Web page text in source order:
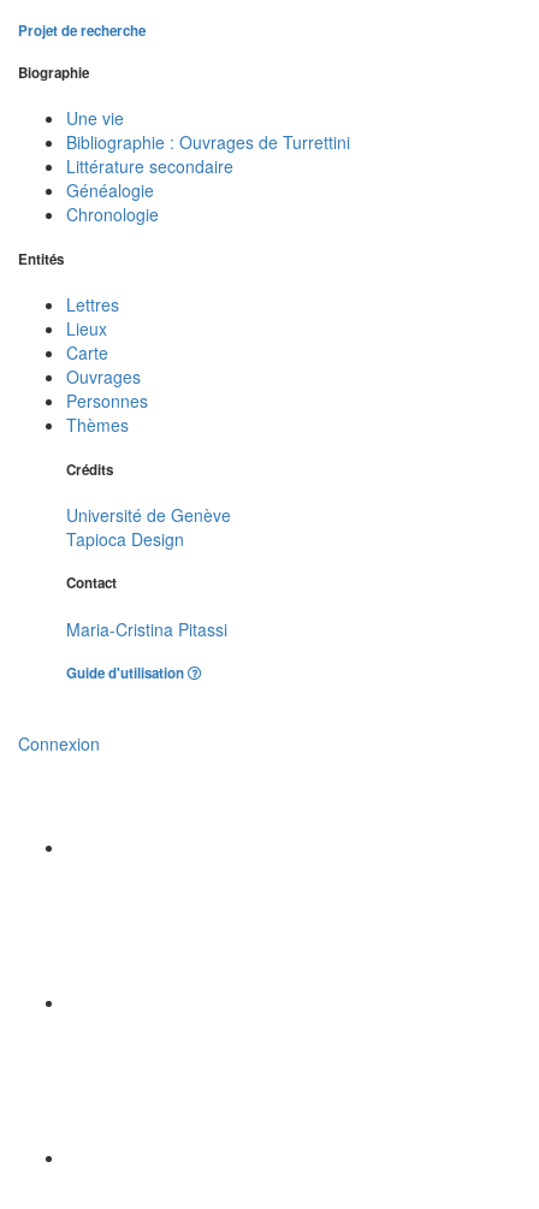
Projet de recherche
Biographie
Une vie
Bibliographie : Ouvrages de Turrettini
Littérature secondaire
Généalogie
Chronologie
Entités
Lettres
Lieux
Carte
Ouvrages
Personnes
Thèmes
Crédits
Université de Genève
Tapioca Design
Contact
Maria-Cristina Pitassi
Guide d'utilisation
Connexion